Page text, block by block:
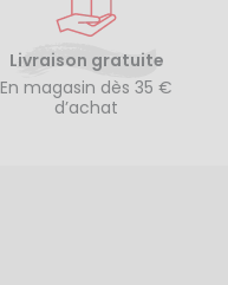
Livraison gratuite
En magasin dès 35 €
d’achat